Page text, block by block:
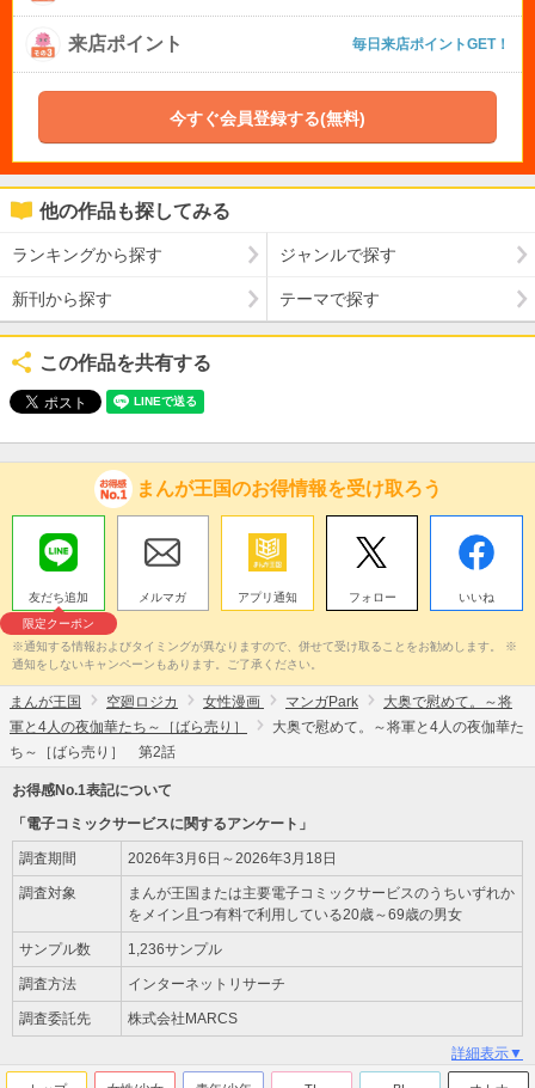
来店ポイント 毎日来店ポイントGET！
今すぐ会員登録する(無料)
他の作品も探してみる
ランキングから探す ジャンルで探す
新刊から探す テーマで探す
この作品を共有する
まんが王国のお得情報を受け取ろう
友だち追加
限定クーポン
メルマガ アプリ通知 フォロー いいね
※通知する情報およびタイミングが異なりますので、併せて受け取ることをお勧めします。 ※
通知をしないキャンペーンもあります。ご了承ください。
まんが王国 空廻ロジカ 女性漫画 マンガPark
大奥で慰めて。～将
軍と4人の夜伽華たち～［ばら売り］
大奥で慰めて。～将軍と4人の夜伽華た
ち～［ばら売り］ 第2話
お得感No.1表記について
「電子コミックサービスに関するアンケート」
調査期間 2026年3月6日～2026年3月18日
調査対象
まんが王国または主要電子コミックサービスのうちいずれか
をメイン且つ有料で利用している20歳～69歳の男女
サンプル数 1,236サンプル
調査方法 インターネットリサーチ
調査委託先 株式会社MARCS
詳細表示▼